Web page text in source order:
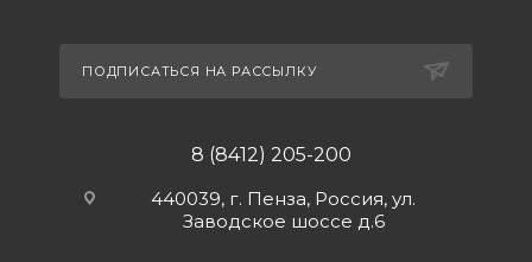
ПОДПИСАТЬСЯ НА РАССЫЛКУ
8 (8412) 205-200
440039, г. Пенза, Россия, ул.
Заводское шоссе д.6